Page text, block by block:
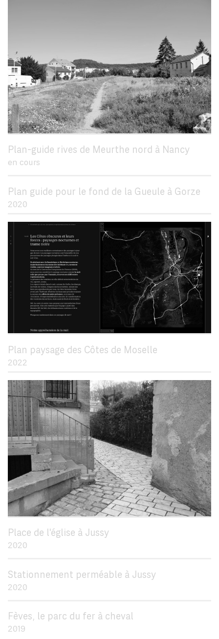
Plan-guide rives de Meurthe nord à Nancy
en cours
Plan guide pour le fond de la Gueule à Gorze
2020
Plan paysage des Côtes de Moselle
2022
Place de l'église à Jussy
2020
Stationnement perméable à Jussy
2020
Fèves, le parc du fer à cheval
2019